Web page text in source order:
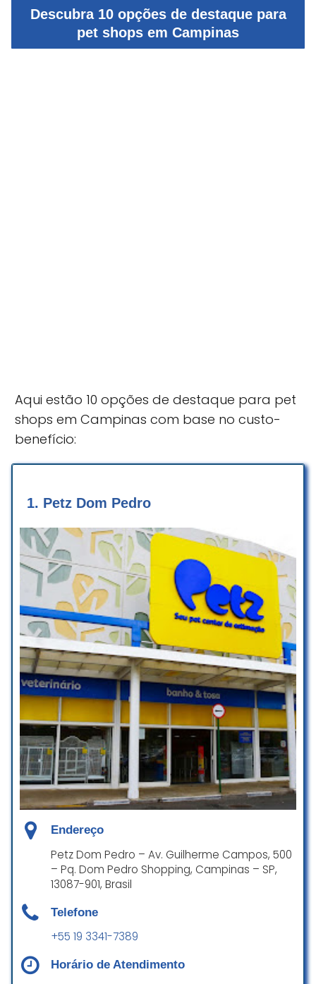
Descubra 10 opções de destaque para
pet shops em Campinas
Aqui estão 10 opções de destaque para pet
shops em Campinas com base no custo-
benefício:
1. Petz Dom Pedro
Endereço
Petz Dom Pedro – Av. Guilherme Campos, 500
– Pq. Dom Pedro Shopping, Campinas – SP,
13087-901, Brasil
Telefone
+55 19 3341-7389
Horário de Atendimento